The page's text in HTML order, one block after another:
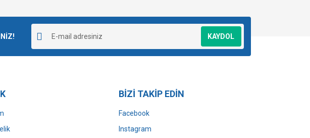
KAYDOL
BİZİ TAKİP EDİN
Facebook
Instagram